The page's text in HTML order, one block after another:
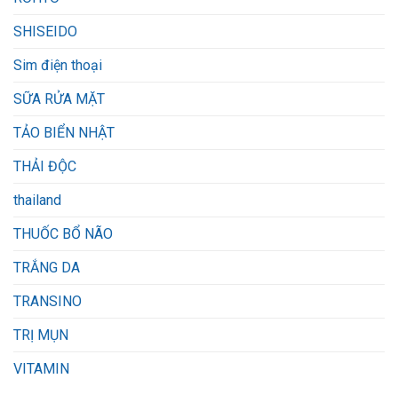
SHISEIDO
Sim điện thoại
SỮA RỬA MẶT
TẢO BIỂN NHẬT
THẢI ĐỘC
thailand
THUỐC BỔ NÃO
TRẮNG DA
TRANSINO
TRỊ MỤN
VITAMIN